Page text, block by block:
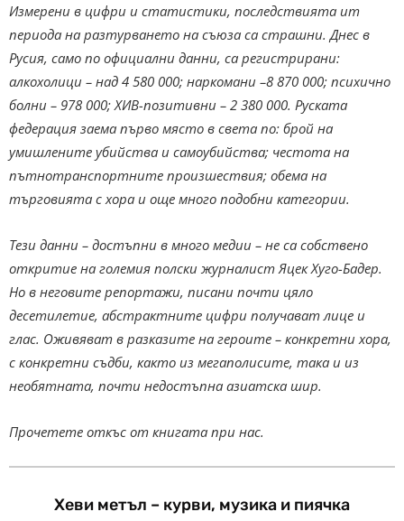
Измерени в цифри и статистики, последствията ит
периода на разтурването на съюза са страшни. Днес в
Русия, само по официални данни, са регистрирани:
алкохолици – над 4 580 000; наркомани –8 870 000; психично
болни – 978 000; ХИВ-позитивни – 2 380 000. Руската
федерация заема първо място в света по: брой на
умишлените убийства и самоубийства; честота на
пътнотранспортните произшествия; обема на
търговията с хорa и още много подобни категории.
Тези данни – достъпни в много медии – не са собствено
откритие на големия полски журналист Яцек Хуго-Бадер.
Но в неговите репортажи, писани почти цяло
десетилетие, абстрактните цифри получават лице и
глас. Оживяват в разказите на героите – конкретни хора,
с конкретни съдби, както из мегаполисите, така и из
необятната, почти недостъпна азиатска шир.
Прочетете откъс от книгата при нас.
Хеви метъл – курви, музика и пиячка